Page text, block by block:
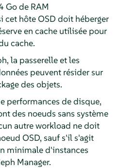
Go de RAM
cet hôte OSD doit héberger
en cache utilisée pour
cache.
la passerelle et les
peuvent résider sur
des objets.
performances de disque,
des noeuds sans système
autre workload ne doit
OSD, sauf s'il s'agit
minimale d'instances
Manager.